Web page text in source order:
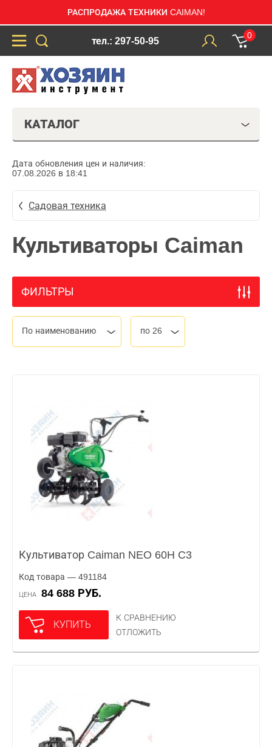
РАСПРОДАЖА ТЕХНИКИ CAIMAN!
тел.: 297-50-95
0
КАТАЛОГ
Дата обновления цен и наличия:
07.08.2026 в 18:41
Садовая техника
Культиваторы Caiman
ФИЛЬТРЫ
По наименованию по 26
Культиватор Caiman NEO 60H C3
Код товара — 491184
ЦЕНА 84 688 РУБ.
КУПИТЬ
К СРАВНЕНИЮ
ОТЛОЖИТЬ